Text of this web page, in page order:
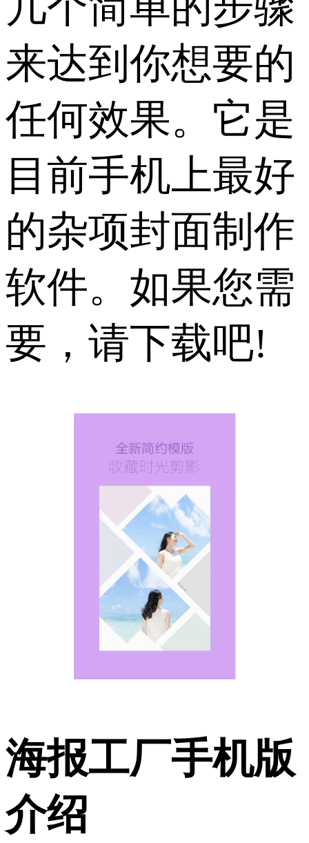
来达到你想要的
任何效果。它是
目前手机上最好
的杂项封面制作
软件。如果您需
要，请下载吧!
海报工厂手机版
介绍